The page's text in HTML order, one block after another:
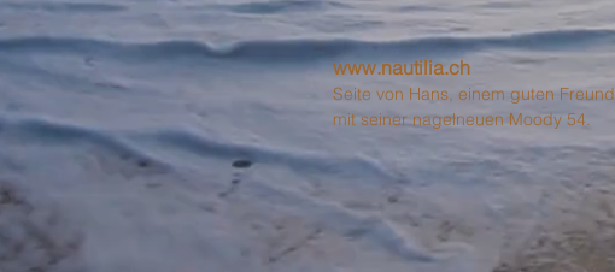
www.nautilia.ch
Seite von Hans, einem guten Freund
mit seiner nagelneuen Moody 54.